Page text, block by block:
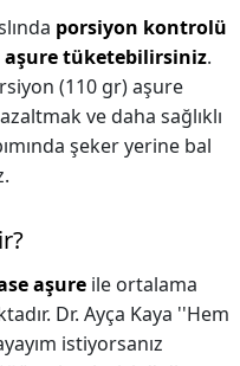
porsiyon kontrolü
aşure tüketebilirsiniz.
(110 gr) aşure
ve daha sağlıklı
şeker yerine bal
aşure ile ortalama
Dr. Ayça Kaya ''Hem
istiyorsanız